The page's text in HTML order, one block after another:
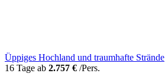
Üppiges Hochland und traumhafte Strände
16 Tage ab 2.757 € /Pers.